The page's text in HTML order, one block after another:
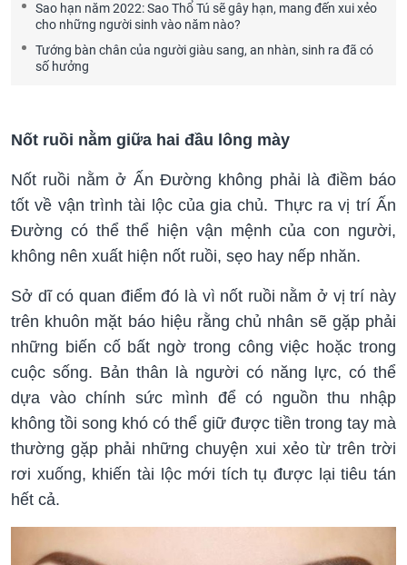
Sao hạn năm 2022: Sao Thổ Tú sẽ gây hạn, mang đến xui xẻo
cho những người sinh vào năm nào?
Tướng bàn chân của người giàu sang, an nhàn, sinh ra đã có
số hưởng
Nốt ruồi nằm giữa hai đầu lông mày
Nốt ruồi nằm ở Ấn Đường không phải là điềm báo
tốt về vận trình tài lộc của gia chủ. Thực ra vị trí Ấn
Đường có thể thể hiện vận mệnh của con người,
không nên xuất hiện nốt ruồi, sẹo hay nếp nhăn.
Sở dĩ có quan điểm đó là vì nốt ruồi nằm ở vị trí này
trên khuôn mặt báo hiệu rằng chủ nhân sẽ gặp phải
những biến cố bất ngờ trong công việc hoặc trong
cuộc sống. Bản thân là người có năng lực, có thể
dựa vào chính sức mình để có nguồn thu nhập
không tồi song khó có thể giữ được tiền trong tay mà
thường gặp phải những chuyện xui xẻo từ trên trời
rơi xuống, khiến tài lộc mới tích tụ được lại tiêu tán
hết cả.